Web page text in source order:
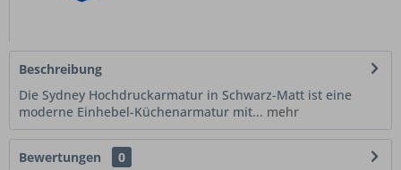
Beschreibung
Die Sydney Hochdruckarmatur in Schwarz-Matt ist eine
moderne Einhebel-Küchenarmatur mit... mehr
Bewertungen
0